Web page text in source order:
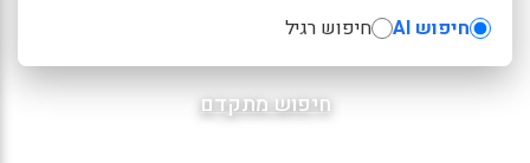
חיפוש AI חיפוש רגיל
חיפוש מתקדם